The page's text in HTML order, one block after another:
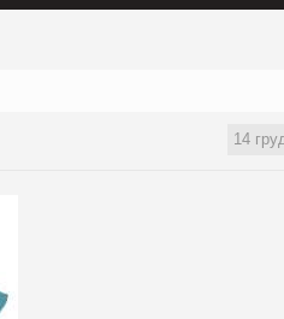
14